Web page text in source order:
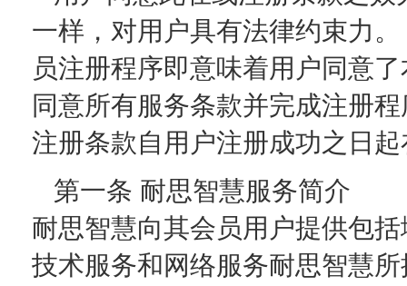
一样，对用户具有法律约束力
员注册程序即意味着用户同意
同意所有服务条款并完成注册
注册条款自用户注册成功之日
第一条 耐思智慧服务简介
耐思智慧向其会员用户提供包
技术服务和网络服务耐思智慧